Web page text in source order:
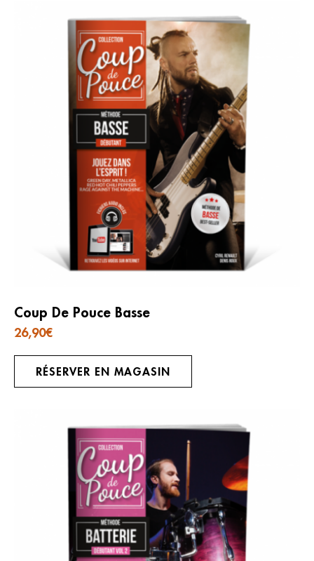
Coup De Pouce Basse
26,90€
RÉSERVER EN MAGASIN